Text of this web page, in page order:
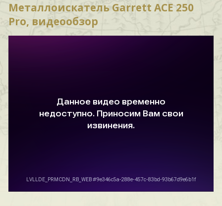
Металлоискатель Garrett ACE 250
Pro, видеообзор